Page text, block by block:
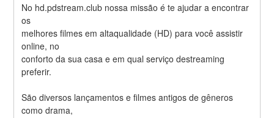
No hd.pdstream.club nossa missão é te ajudar a encontrar
os
melhores filmes em altaqualidade (HD) para você assistir
online, no
conforto da sua casa e em qual serviço destreaming
preferir.
São diversos lançamentos e filmes antigos de gêneros
como drama,